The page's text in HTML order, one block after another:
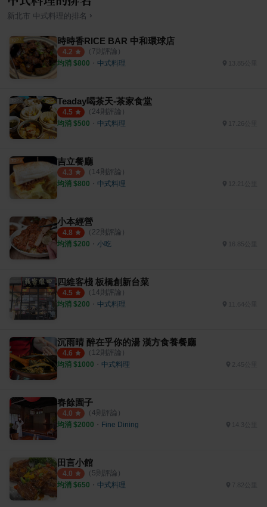
新北市 中式料理 的排名 ›
時時香RICE BAR 中和環球店
4.2 （ 7則評論）
均消 $800 ・ 中式料理 13.85公里
Teaday喝茶天-茶家食堂
4.5 （ 24則評論）
均消 $500 ・ 中式料理
吉立餐廳
4.3 （ 14則評論）
均消 $800 ・ 中式料理
小本經營
4.8 （ 22則評論）
均消 $200 ・ 小吃 16.85公里
四維客棧 板橋創新台菜
4.5 （ 14則評論）
均消 $200 ・ 中式料理 11.64公里
沉雨晴 醉在乎你的湯 漢方食養餐廳
4.6 （ 12則評論）
均消 $1000 ・ 中式料理 2.45公里
春餘園子
4.0 （ 4則評論）
均消 $2000 ・ Fine Dining 14.3公里
田言小館
4.0 （ 5則評論）
均消 $650 ・ 中式料理